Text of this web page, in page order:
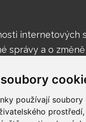
používají
internetových
správy a o
stránek a